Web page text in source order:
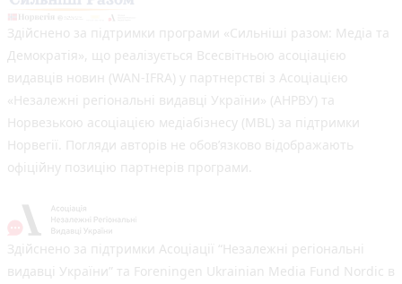
Здійснено за підтримки програми «Сильніші разом: Медіа та
Демократія», що реалізується Всесвітньою асоціацією
видавців новин (WAN-IFRA) у партнерстві з Асоціацією
«Незалежні регіональні видавці України» (АНРВУ) та
Норвезькою асоціацією медіабізнесу (MBL) за підтримки
Норвегії. Погляди авторів не обов’язково відображають
офіційну позицію партнерів програми.
Здійснено за підтримки Асоціації “Незалежні регіональні
видавці України” та Foreningen Ukrainian Media Fund Nordic в